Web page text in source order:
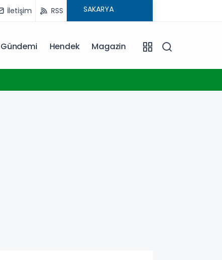
İletişim RSS
Hendek Magazin